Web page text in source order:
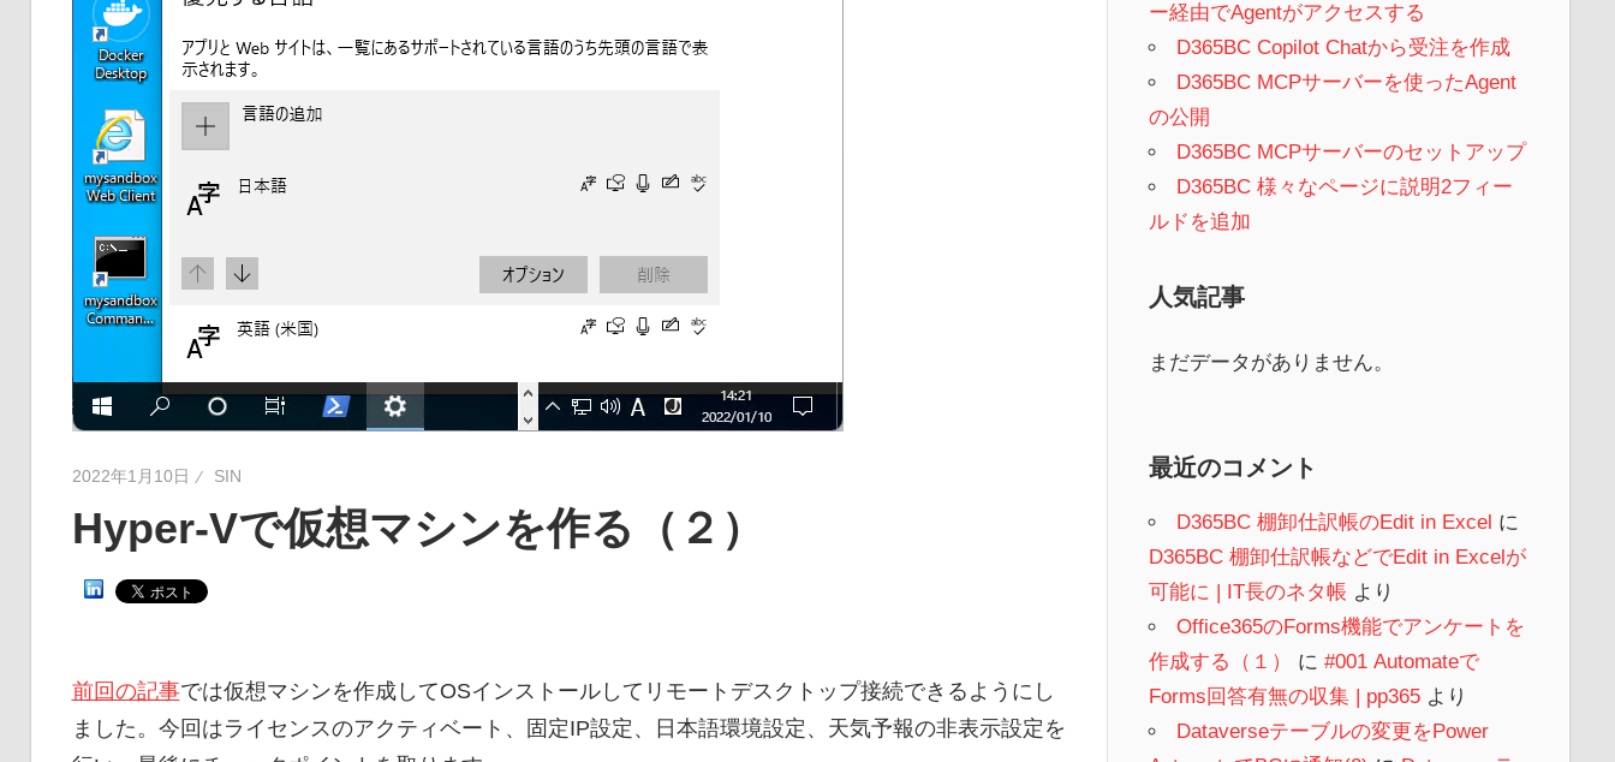
2022年1月10日 SIN
Hyper-Vで仮想マシンを作る（２）
前回の記事では仮想マシンを作成してOSインストールしてリモートデスクトップ接続できるようにし
ました。今回はライセンスのアクティベート、固定IP設定、日本語環境設定、天気予報の非表示設定を
ー経由でAgentがアクセスする
D365BC Copilot Chatから受注を作成
D365BC MCPサーバーを使ったAgent
の公開
D365BC MCPサーバーのセットアップ
D365BC 様々なページに説明2フィー
ルドを追加
人気記事
まだデータがありません。
最近のコメント
D365BC 棚卸仕訳帳のEdit in Excel に
D365BC 棚卸仕訳帳などでEdit in Excelが
可能に | IT長のネタ帳 より
Office365のForms機能でアンケートを
作成する（１）
に #001 Automateで
Forms回答有無の収集 | pp365より
Dataverseテーブルの変更をPower